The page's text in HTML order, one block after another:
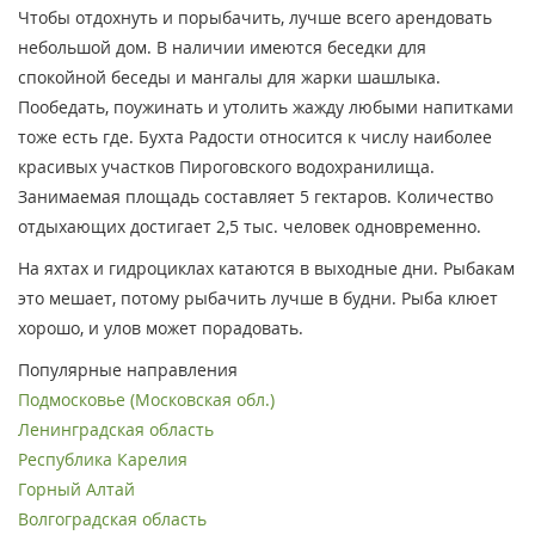
Чтобы отдохнуть и порыбачить, лучше всего арендовать
небольшой дом. В наличии имеются беседки для
спокойной беседы и мангалы для жарки шашлыка.
Пообедать, поужинать и утолить жажду любыми напитками
тоже есть где. Бухта Радости относится к числу наиболее
красивых участков Пироговского водохранилища.
Занимаемая площадь составляет 5 гектаров. Количество
отдыхающих достигает 2,5 тыс. человек одновременно.
На яхтах и гидроциклах катаются в выходные дни. Рыбакам
это мешает, потому рыбачить лучше в будни. Рыба клюет
хорошо, и улов может порадовать.
Популярные направления
Подмосковье (Московская обл.)
Ленинградская область
Республика Карелия
Горный Алтай
Волгоградская область